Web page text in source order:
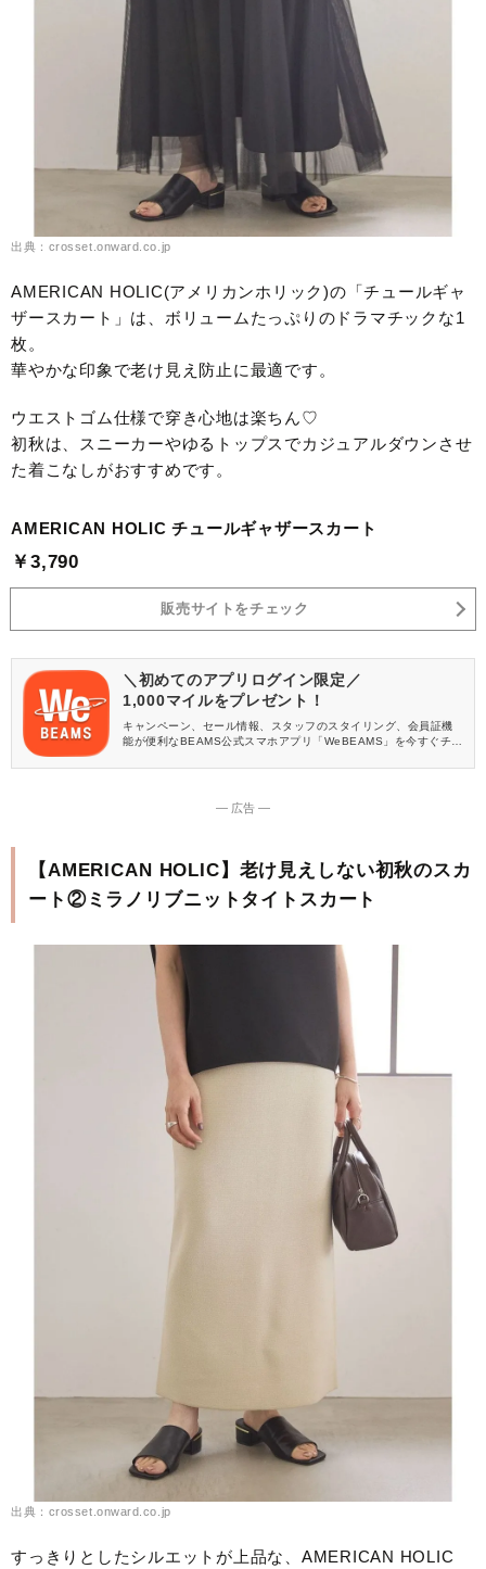
出典：crosset.onward.co.jp
AMERICAN HOLIC(アメリカンホリック)の「チュールギャ
ザースカート」は、ボリュームたっぷりのドラマチックな1
枚。
華やかな印象で老け見え防止に最適です。
ウエストゴム仕様で穿き心地は楽ちん♡
初秋は、スニーカーやゆるトップスでカジュアルダウンさせ
た着こなしがおすすめです。
AMERICAN HOLIC チュールギャザースカート
￥3,790
販売サイトをチェック
＼初めてのアプリログイン限定／
1,000マイルをプレゼント！
キャンペーン、セール情報、スタッフのスタイリング、会員証機
能が便利なBEAMS公式スマホアプリ「WeBEAMS」を今すぐチェ
― 広告 ―
【AMERICAN HOLIC】老け見えしない初秋のスカ
ート②ミラノリブニットタイトスカート
出典：crosset.onward.co.jp
すっきりとしたシルエットが上品な、AMERICAN HOLIC